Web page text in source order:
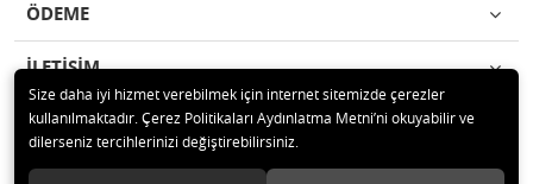
ÖDEME
İLETİŞİM
© 2020 Ufuk Şaka Oyunları ve Parti Malzemeleri Merkezi Tüm hakları
saklıdır.
Size daha iyi hizmet verebilmek için internet sitemizde çerezler
kullanılmaktadır. Çerez Politikaları Aydınlatma Metni’ni okuyabilir ve
dilerseniz tercihlerinizi değiştirebilirsiniz.